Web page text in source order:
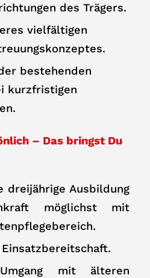
des Trägers.
vielfältigen
bestehenden
kurzfristigen
– Das bringst Du
dreijährige Ausbildung
möglichst mit
mit älteren